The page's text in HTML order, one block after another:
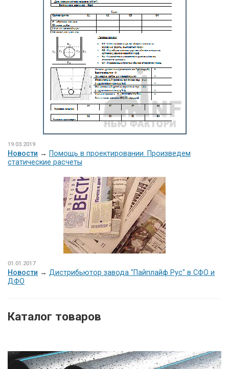
19.03.2019
Новости → Помощь в проектировании. Произведем
статические расчеты
01.01.2017
Новости → Дистрибьютор завода "Пайплайф Рус" в СФО и
ДФО
Каталог товаров